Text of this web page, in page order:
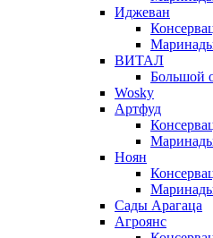
Иджеван
ВИТАЛ
Большой
Wosky
Артфуд
Ноян
Сады Арагаца
Агроянс